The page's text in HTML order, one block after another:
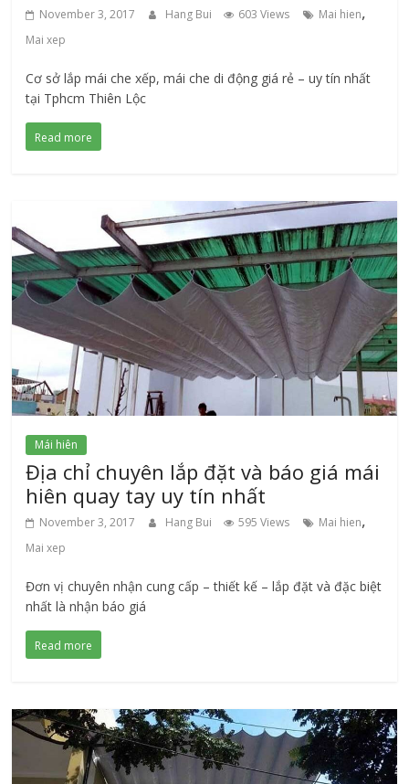
November 3, 2017 Hang Bui 603 Views Mai hien,
Mai xep
Cơ sở lắp mái che xếp, mái che di động giá rẻ – uy tín nhất
tại Tphcm Thiên Lộc
Read more
Mái hiên
Địa chỉ chuyên lắp đặt và báo giá mái
hiên quay tay uy tín nhất
November 3, 2017 Hang Bui 595 Views Mai hien,
Mai xep
Đơn vị chuyên nhận cung cấp – thiết kế – lắp đặt và đặc biệt
nhất là nhận báo giá
Read more